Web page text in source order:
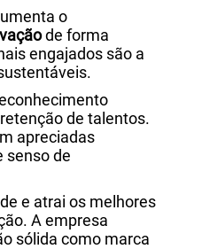
o
de forma
engajados são a
de talentos.
apreciadas
senso de
e atrai os melhores
A empresa
sólida como marca